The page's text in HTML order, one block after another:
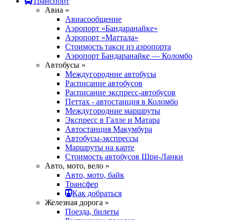
Авиа »
Авиасообщение
Аэропорт «Бандаранайке»
Аэропорт «Маттала»
Стоимость такси из аэропорта
Аэропорт Бандаранайке — Коломбо
Автобусы »
Междугородние автобусы
Расписание автобусов
Расписание экспресс-автобусов
Петтах - автостанция в Коломбо
Междугородние маршруты
Экспресс в Галле и Матара
Автостанция Макумбура
Автобусы-экспрессы
Маршруты на карте
Стоимость автобусов Шри-Ланки
Авто, мото, вело »
Авто, мото, байк
Трансфер
Как добраться
Железная дорога »
Поезда, билеты